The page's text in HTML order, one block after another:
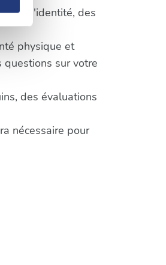
d'identité, des
physique et
questions sur votre
des évaluations
nécessaire pour